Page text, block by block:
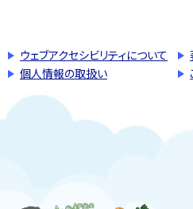
ウェブアクセシビリティについて
個人情報の取扱い